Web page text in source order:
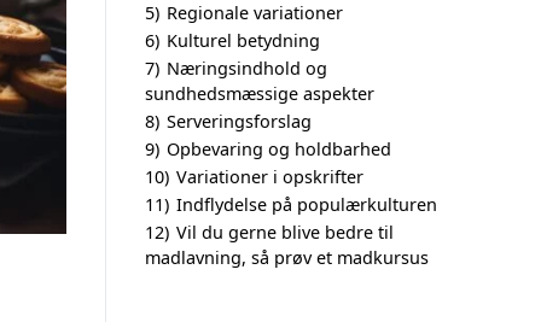
5) Regionale variationer
6) Kulturel betydning
7) Næringsindhold og
sundhedsmæssige aspekter
8) Serveringsforslag
9) Opbevaring og holdbarhed
10) Variationer i opskrifter
11) Indflydelse på populærkulturen
12) Vil du gerne blive bedre til
madlavning, så prøv et madkursus